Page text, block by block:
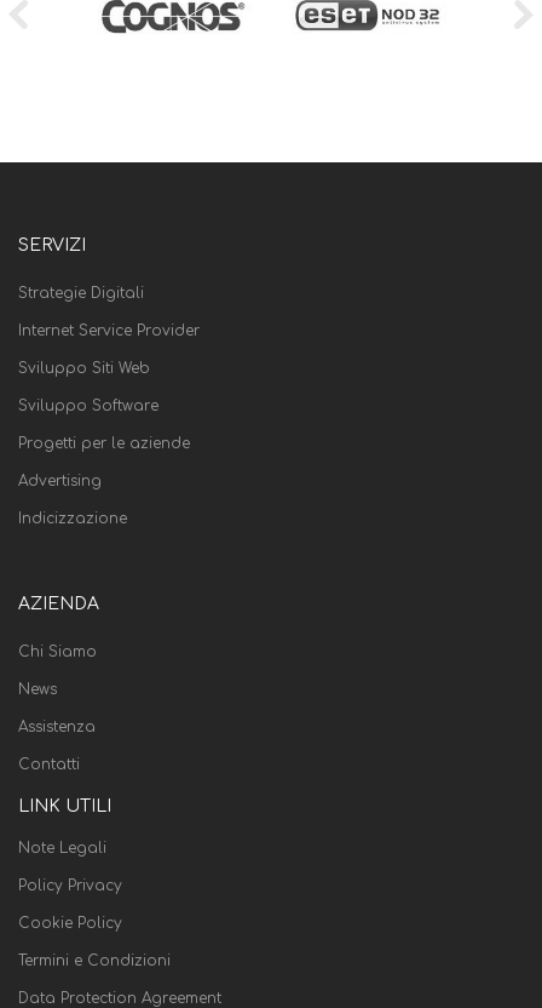
SERVIZI
Strategie Digitali
Internet Service Provider
Sviluppo Siti Web
Sviluppo Software
Progetti per le aziende
Advertising
Indicizzazione
AZIENDA
Chi Siamo
News
Assistenza
Contatti
LINK UTILI
Note Legali
Policy Privacy
Cookie Policy
Termini e Condizioni
Data Protection Agreement